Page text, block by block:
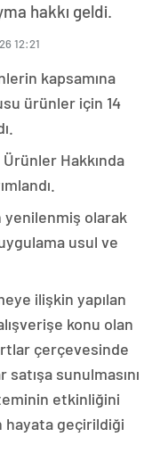
hakkı geldi.
12:21
kapsamına
ürünler için 14
Ürünler Hakkında
yenilenmiş olarak
usul ve
ilişkin yapılan
konu olan
çerçevesinde
sunulmasını
etkinliğini
hayata geçirildiği